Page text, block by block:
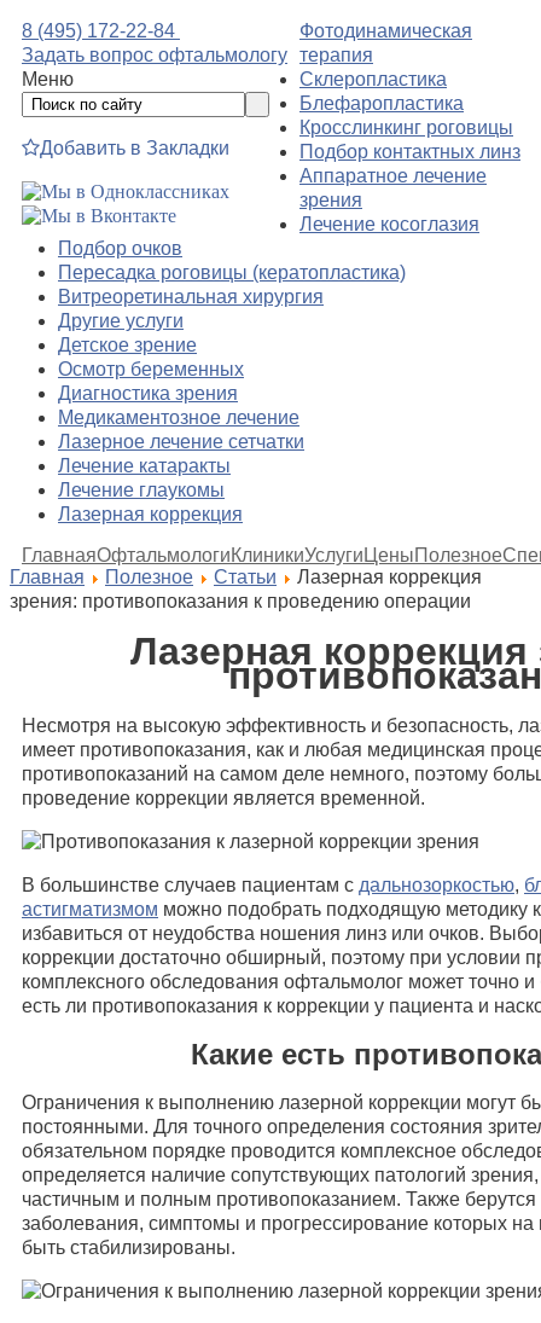
8 (495) 172-22-84
Задать вопрос офтальмологу
Меню
Добавить в Закладки
Фотодинамическая
терапия
Склеропластика
Блефаропластика
Кросслинкинг роговицы
Подбор контактных линз
Аппаратное лечение
зрения
Лечение косоглазия
Подбор очков
Пересадка роговицы (кератопластика)
Витреоретинальная хирургия
Другие услуги
Детское зрение
Осмотр беременных
Диагностика зрения
Медикаментозное лечение
Лазерное лечение сетчатки
Лечение катаракты
Лечение глаукомы
Лазерная коррекция
ГлавнаяОфтальмологиКлиникиУслуги ЦеныПолезное
Главная
Полезное Статьи
Лазерная коррекция
зрения: противопоказания к проведению операции
Лазерная коррекция
Несмотря на высокую эффективность и безопасность,
имеет противопоказания, как и любая медицинская
противопоказаний на самом деле немного, поэтому
проведение коррекции является временной.
В большинстве случаев пациентам с дальнозоркостью,
астигматизмом можно подобрать подходящую методику
избавиться от неудобства ношения линз или очков.
коррекции достаточно обширный, поэтому при условии
комплексного обследования офтальмолог может точно
есть ли противопоказания к коррекции у пациента и
Какие есть
Ограничения к выполнению лазерной коррекции могут
постоянными. Для точного определения состояния
обязательном порядке проводится комплексное
определяется наличие сопутствующих патологий
частичным и полным противопоказанием. Также берутся
заболевания, симптомы и прогрессирование которых
быть стабилизированы.